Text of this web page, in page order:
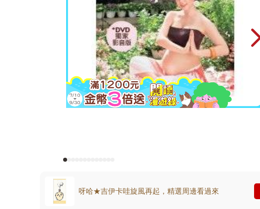
呀哈★吉伊卡哇旋風再起，精選周邊看過來